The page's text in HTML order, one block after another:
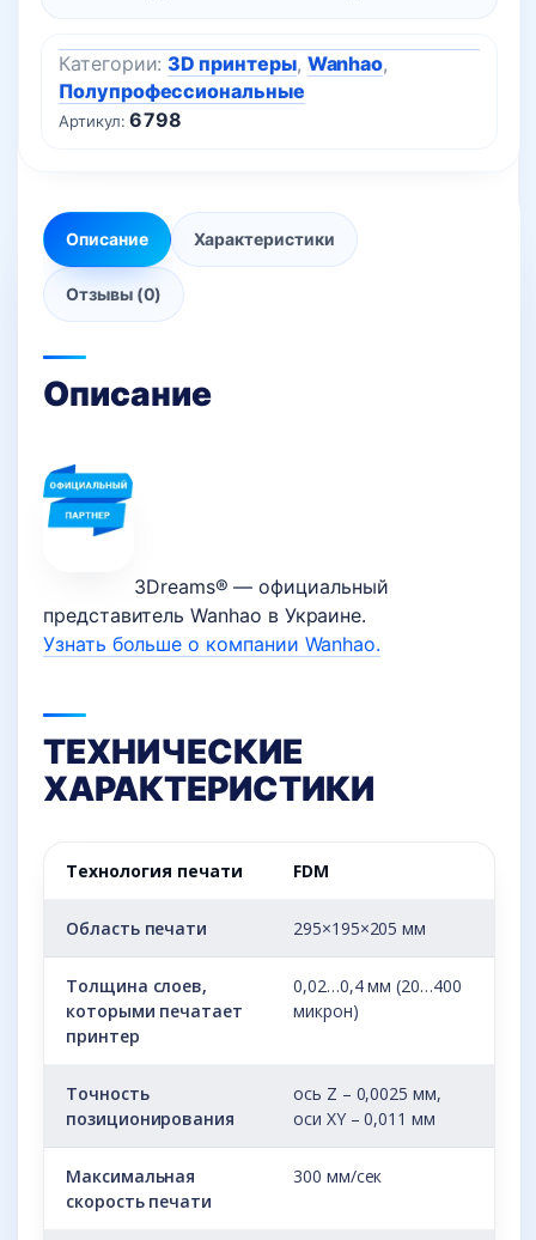
Артикул:6798
Категории: 3D принтеры, Wanhao,
Полупрофессиональные
Описание Характеристики
Отзывы (0)
Описание
3Dreams® — официальный
представитель Wanhao в Украине.
Узнать больше о компании Wanhao.
ТЕХНИЧЕСКИЕ
ХАРАКТЕРИСТИКИ
Технология печати FDM
Область печати 295×195×205 мм
Толщина слоев,
которыми печатает
принтер
0,02…0,4 мм (20…400
микрон)
Точность
позиционирования
ось Z – 0,0025 мм,
оси XY – 0,011 мм
Максимальная
скорость печати
300 мм/сек